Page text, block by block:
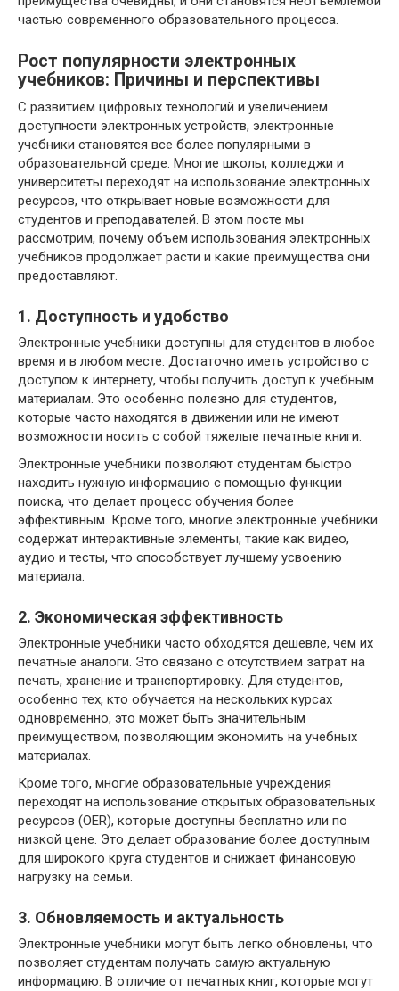
частью современного образовательного процесса.
Рост популярности электронных
учебников: Причины и перспективы
С развитием цифровых технологий и увеличением
доступности электронных устройств, электронные
учебники становятся все более популярными в
образовательной среде. Многие школы, колледжи и
университеты переходят на использование электронных
ресурсов, что открывает новые возможности для
студентов и преподавателей. В этом посте мы
рассмотрим, почему объем использования электронных
учебников продолжает расти и какие преимущества они
предоставляют.
1. Доступность и удобство
Электронные учебники доступны для студентов в любое
время и в любом месте. Достаточно иметь устройство с
доступом к интернету, чтобы получить доступ к учебным
материалам. Это особенно полезно для студентов,
которые часто находятся в движении или не имеют
возможности носить с собой тяжелые печатные книги.
Электронные учебники позволяют студентам быстро
находить нужную информацию с помощью функции
поиска, что делает процесс обучения более
эффективным. Кроме того, многие электронные учебники
содержат интерактивные элементы, такие как видео,
аудио и тесты, что способствует лучшему усвоению
материала.
2. Экономическая эффективность
Электронные учебники часто обходятся дешевле, чем их
печатные аналоги. Это связано с отсутствием затрат на
печать, хранение и транспортировку. Для студентов,
особенно тех, кто обучается на нескольких курсах
одновременно, это может быть значительным
преимуществом, позволяющим экономить на учебных
материалах.
Кроме того, многие образовательные учреждения
переходят на использование открытых образовательных
ресурсов (OER), которые доступны бесплатно или по
низкой цене. Это делает образование более доступным
для широкого круга студентов и снижает финансовую
нагрузку на семьи.
3. Обновляемость и актуальность
Электронные учебники могут быть легко обновлены, что
позволяет студентам получать самую актуальную
информацию. В отличие от печатных книг, которые могут